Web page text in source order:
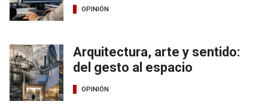
OPINIÓN
Arquitectura, arte y sentido:
del gesto al espacio
OPINIÓN